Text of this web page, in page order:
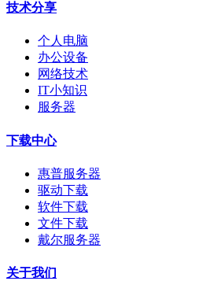
技术分享
个人电脑
办公设备
网络技术
IT小知识
服务器
下载中心
惠普服务器
驱动下载
软件下载
文件下载
戴尔服务器
关于我们